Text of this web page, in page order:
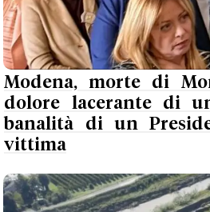
Modena, morte di
dolore lacerante di
banalità di un
vittima